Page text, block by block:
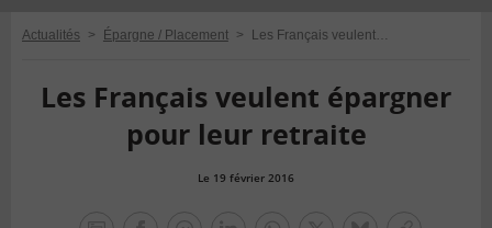
Actualités > Épargne / Placement > Les Français veulent épargner pour leur retraite
Les Français veulent épargner
pour leur retraite
Le 19 février 2016